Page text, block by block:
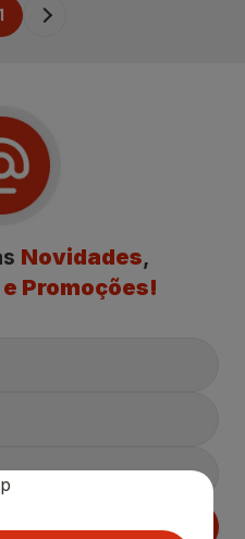
Novidades,
Promoções!